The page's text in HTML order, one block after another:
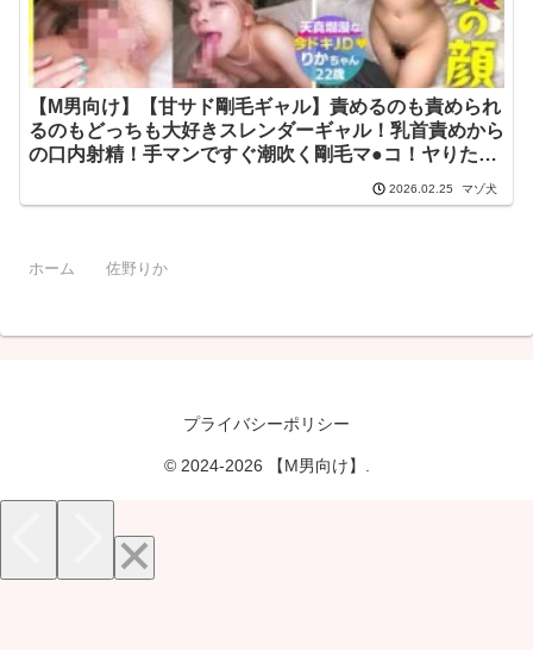
【M男向け】【甘サド剛毛ギャル】責めるのも責められ
るのもどっちも大好きスレンダーギャル！乳首責めから
の口内射精！手マンですぐ潮吹く剛毛マ●コ！ヤりたい
盛りのぐしょぐしょ腟内を堪能し尽くすエンドレスピス
トン！！【可憐な隣人】【りか】 佐野りか
2026.02.25 マゾ犬
ホーム 佐野りか
プライバシーポリシー
© 2024-2026 【M男向け】.